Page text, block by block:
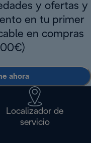
y ofertas y
en tu primer
en compras
ahora
Localizador de
servicio